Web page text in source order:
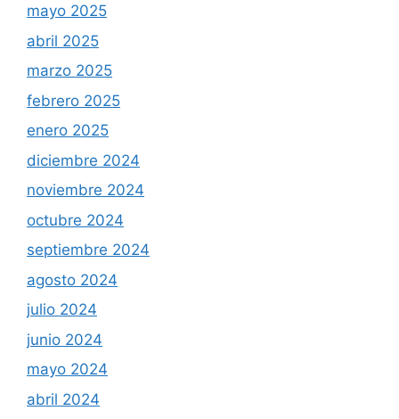
mayo 2025
abril 2025
marzo 2025
febrero 2025
enero 2025
diciembre 2024
noviembre 2024
octubre 2024
septiembre 2024
agosto 2024
julio 2024
junio 2024
mayo 2024
abril 2024